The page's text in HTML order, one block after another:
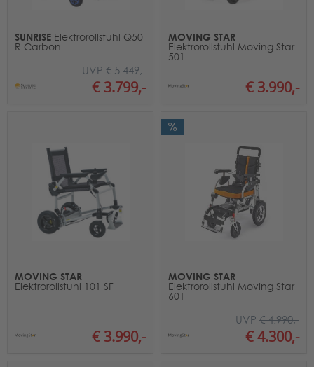
SUNRISE Elektrorollstuhl Q50
R Carbon
€ 3.799,-
UVP € 5.449,-
MOVING STAR
Elektrorollstuhl Moving Star
501
€ 3.990,-
MOVING STAR
Elektrorollstuhl 101 SF
€ 3.990,-
MOVING STAR
Elektrorollstuhl Moving Star
601
€ 4.300,-
UVP € 4.990,-